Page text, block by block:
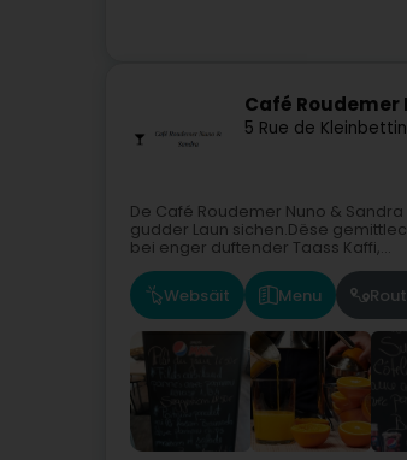
Café Roudemer
5 Rue de
De Café Roudemer Nuno &
gudder Laun sichen.Dëse
bei enger duftender Taass Kaffi,...
Websäit Menu